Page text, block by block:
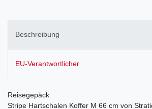
Beschreibung
EU-Verantwortlicher
Reisegepäck
Stripe Hartschalen Koffer M 66 cm von